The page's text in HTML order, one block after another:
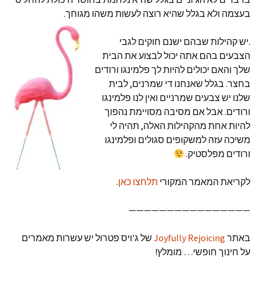
בעצמה ולא בגלל שהיא רוצה לעשות משהו מגוחך.
.יש קהילות שבהם ישנם חוקים לגבי
הצבעים בהם אתה יכול לבצוע את הבית
שלך והאם יכולים להיות לך פלמינגו ורודים
בחצר. בגלל שאנחנו די שמרנים, לבית
שלנו יש צבעים שמרניים ואין לנו פלמינגו
ורודים. אבל אם מסיבה מסויימת נהפוך
להיות אחת מהקהילות האלה, תהיה לי
משיכה עזה למשקופים סגולים ופלמינגו
ורודים מפלסטיק.
לקריאת המאמר המקורי תלחצו כאן.
————————————————
באתר Joyfully Rejoicing של ג'ויס פטרול יש עשרות מאמרים
על חינוך חופשי… מומלץ!